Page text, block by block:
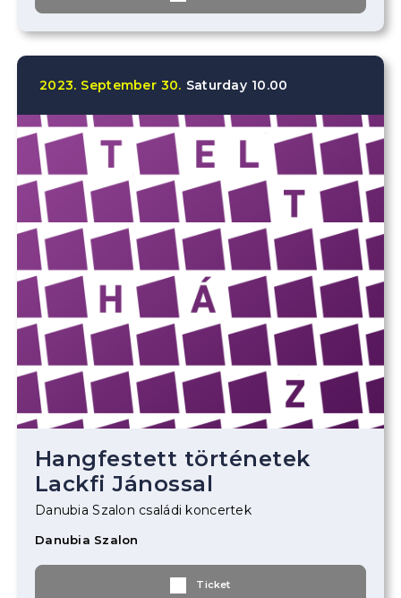
2023. September 30. Saturday 10.00
Hangfestett történetek
Lackfi Jánossal
Danubia Szalon családi koncertek
Danubia Szalon
Ticket